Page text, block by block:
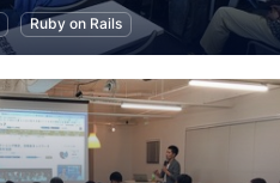
Ruby on Rails